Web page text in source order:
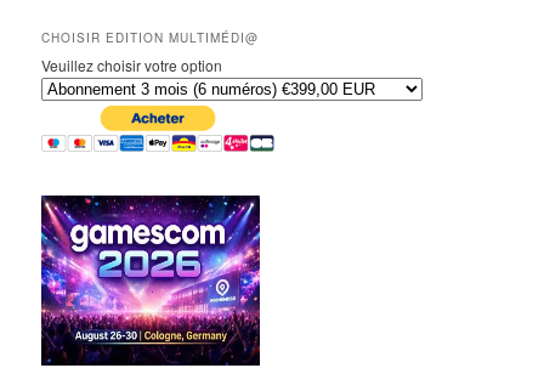
CHOISIR EDITION MULTIMÉDI@
Veuillez choisir votre option